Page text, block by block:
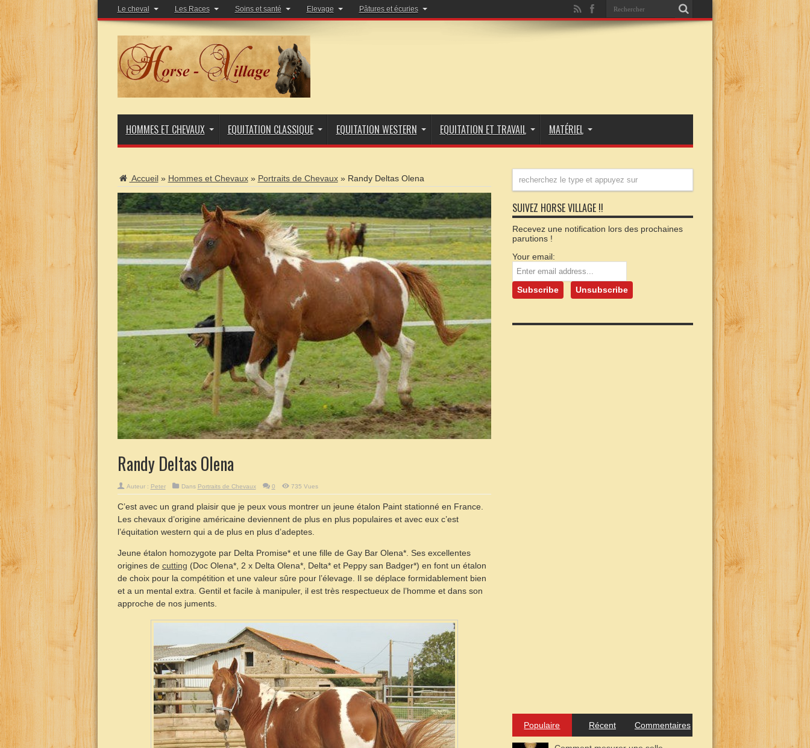
Le cheval Les Races Soins et santé Elevage Pâtures et écuries
HOMMES ET CHEVAUX EQUITATION CLASSIQUE EQUITATION WESTERN EQUITATION ET TRAVAIL MATÉRIEL
Accueil » Hommes et Chevaux » Portraits de Chevaux » Randy Deltas Olena
Randy Deltas Olena
Auteur : Peter Dans Portraits de Chevaux 0 735 Vues
C’est avec un grand plaisir que je peux vous montrer un jeune étalon Paint stationné en France.
Les chevaux d’origine américaine deviennent de plus en plus populaires et avec eux c’est
l’équitation western qui a de plus en plus d’adeptes.
Jeune étalon homozygote par Delta Promise* et une fille de Gay Bar Olena*. Ses excellentes
origines de cutting (Doc Olena*, 2 x Delta Olena*, Delta* et Peppy san Badger*) en font un étalon
de choix pour la compétition et une valeur sûre pour l’élevage. Il se déplace formidablement bien
et a un mental extra. Gentil et facile à manipuler, il est très respectueux de l’homme et dans son
approche de nos juments.
SUIVEZ HORSE VILLAGE !!
Recevez une notification lors des prochaines
parutions !
Your email:
Populaire Récent Commentaires